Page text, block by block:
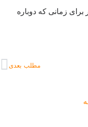
زمانی که دوباره
مطلب بعدی